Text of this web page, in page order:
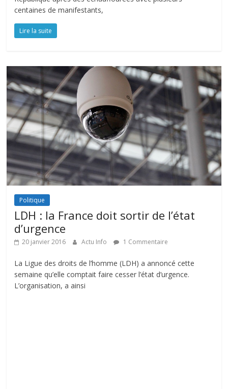
centaines de manifestants,
Lire la suite
Politique
LDH : la France doit sortir de l’état
d’urgence
20 janvier 2016 Actu Info 1 Commentaire
La Ligue des droits de l’homme (LDH) a annoncé cette
semaine qu’elle comptait faire cesser l’état d’urgence.
L’organisation, a ainsi